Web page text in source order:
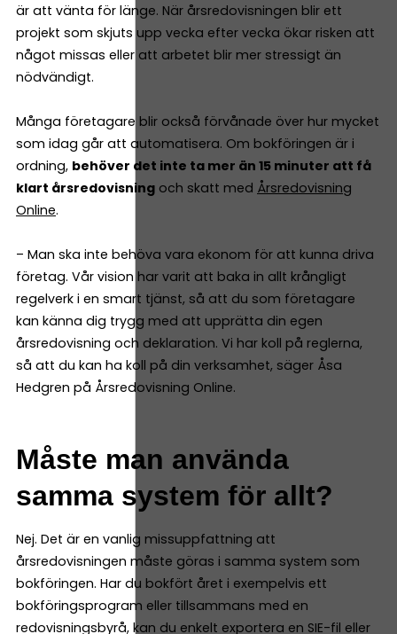
är att vänta för länge. När årsredovisningen blir ett
projekt som skjuts upp vecka efter vecka ökar risken att
något missas eller att arbetet blir mer stressigt än
nödvändigt.
Många företagare blir också förvånade över hur mycket
som idag går att automatisera. Om bokföringen är i
ordning, behöver det inte ta mer än 15 minuter att få
klart årsredovisning och skatt med Årsredovisning
Online.
– Man ska inte behöva vara ekonom för att kunna driva
företag. Vår vision har varit att baka in allt krångligt
regelverk i en smart tjänst, så att du som företagare
kan känna dig trygg med att upprätta din egen
årsredovisning och deklaration. Vi har koll på reglerna,
så att du kan ha koll på din verksamhet, säger Åsa
Hedgren på Årsredovisning Online.
Måste man använda
samma system för allt?
Nej. Det är en vanlig missuppfattning att
årsredovisningen måste göras i samma system som
bokföringen. Har du bokfört året i exempelvis ett
bokföringsprogram eller tillsammans med en
redovisningsbyrå, kan du enkelt exportera en SIE-fil eller